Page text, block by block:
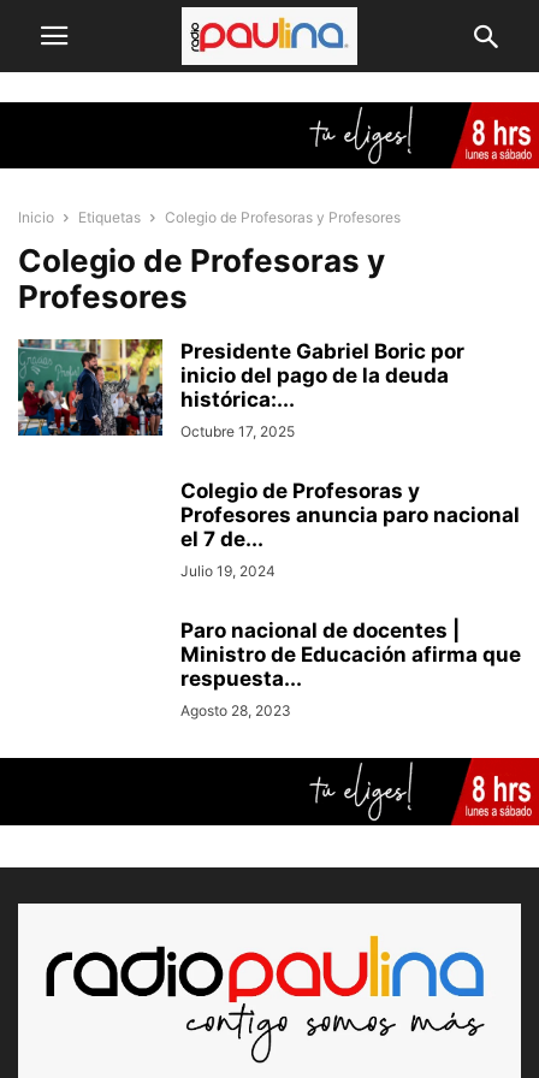
Inicio Etiquetas Colegio de Profesoras y Profesores
Colegio de Profesoras y
Profesores
Presidente Gabriel Boric por
inicio del pago de la deuda
histórica:...
Octubre 17, 2025
Colegio de Profesoras y
Profesores anuncia paro nacional
el 7 de...
Julio 19, 2024
Paro nacional de docentes |
Ministro de Educación afirma que
respuesta...
Agosto 28, 2023